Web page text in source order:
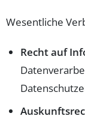
Wesentliche
Recht auf